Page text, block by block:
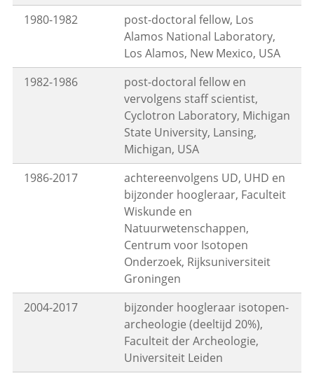
1980-1982
post-doctoral fellow, Los
Alamos National Laboratory,
Los Alamos, New Mexico, USA
1982-1986
post-doctoral fellow en
vervolgens staff scientist,
Cyclotron Laboratory, Michigan
State University, Lansing,
Michigan, USA
1986-2017
achtereenvolgens UD, UHD en
bijzonder hoogleraar, Faculteit
Wiskunde en
Natuurwetenschappen,
Centrum voor Isotopen
Onderzoek, Rijksuniversiteit
Groningen
2004-2017
bijzonder hoogleraar isotopen-
archeologie (deeltijd 20%),
Faculteit der Archeologie,
Universiteit Leiden